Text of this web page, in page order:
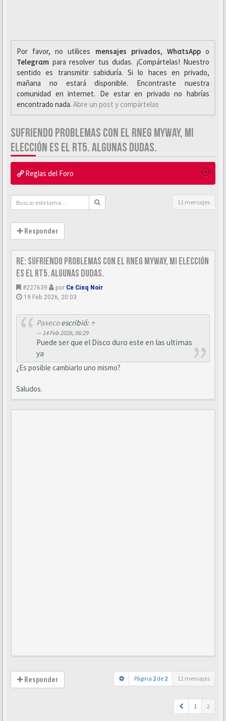
Por favor, no utilices mensajes privados, WhαtsAppo
Telegrαm para resolver tus dudas. ¡Compártelas! Nuestro
sentido es transmitir sabiduría. Si lo haces en privado,
mañana no estará disponible. Encontraste nuestra
comunidad en internet. De estar en privado no habrías
encontrado nada. Abre un post y compártelas
SUFRIENDO PROBLEMAS CON EL RNEG MYWAY, MI
ELECCIÓN ES EL RT5. ALGUNAS DUDAS.
Reglas del Foro
11 mensajes
Responder
Re: Sufriendo problemas con el RNEG MyWAY, mi elección
es el RT5. Algunas dudas.
#227639 por Ce Cinq Noir
19 Feb 2026, 20:03
Paxecoescribió: ↑
14 Feb 2026, 06:29
Puede ser que el Disco duro este en las ultimas
ya
¿Es posible cambiarlo uno mismo?
Saludos.
Responder Página 2 de 2 11 mensajes
1 2